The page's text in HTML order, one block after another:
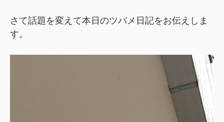
さて話題を変えて本日のツバメ日記をお伝えしま
す。